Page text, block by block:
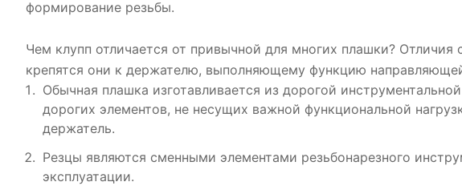
формирование резьбы.
Чем клупп отличается от привычной для многих плашки?
крепятся они к держателю, выполняющему функцию
Обычная плашка изготавливается из дорогой
дорогих элементов, не несущих важной функциональной
держатель.
Резцы являются сменными элементами резьбонарезного
эксплуатации.